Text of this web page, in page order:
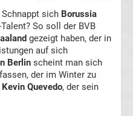
Schnappt sich Borussia
So soll der BVB
gezeigt haben, der in
auf sich
Berlin scheint man sich
der im Winter zu
Kevin Quevedo, der sein